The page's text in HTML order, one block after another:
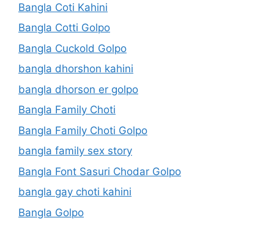
Bangla Coti Kahini
Bangla Cotti Golpo
Bangla Cuckold Golpo
bangla dhorshon kahini
bangla dhorson er golpo
Bangla Family Choti
Bangla Family Choti Golpo
bangla family sex story
Bangla Font Sasuri Chodar Golpo
bangla gay choti kahini
Bangla Golpo